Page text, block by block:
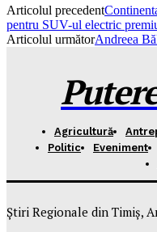
Articolul precedent
pentru SUV-ul electric
Articolul următorAndreea
Agricultură
Politic
Eveniment
Știri Regionale din Timiș,